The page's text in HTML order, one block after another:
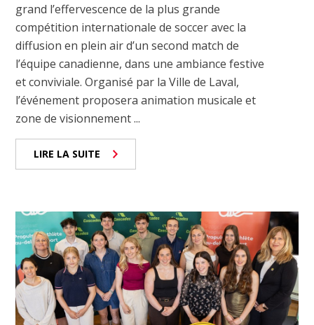
grand l’effervescence de la plus grande
compétition internationale de soccer avec la
diffusion en plein air d’un second match de
l’équipe canadienne, dans une ambiance festive
et conviviale. Organisé par la Ville de Laval,
l’événement proposera animation musicale et
zone de visionnement ...
LIRE LA SUITE